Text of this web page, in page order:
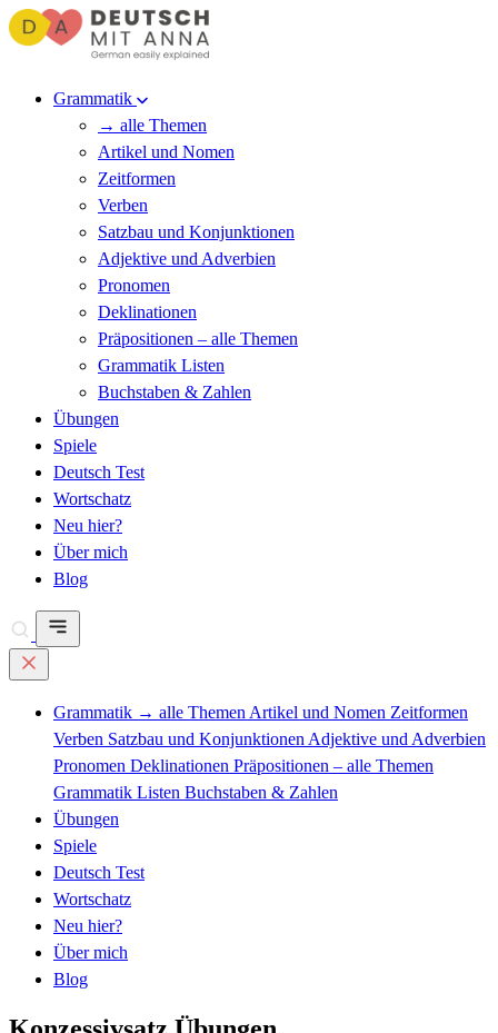
Grammatik
→ alle Themen
Artikel und Nomen
Zeitformen
Verben
Satzbau und Konjunktionen
Adjektive und Adverbien
Pronomen
Deklinationen
Präpositionen – alle Themen
Grammatik Listen
Buchstaben & Zahlen
Übungen
Spiele
Deutsch Test
Wortschatz
Neu hier?
Über mich
Blog
Grammatik → alle Themen Artikel und Nomen Zeitformen
Verben Satzbau und Konjunktionen Adjektive und Adverbien
Pronomen Deklinationen Präpositionen – alle Themen
Grammatik Listen Buchstaben & Zahlen
Übungen
Spiele
Deutsch Test
Wortschatz
Neu hier?
Über mich
Blog